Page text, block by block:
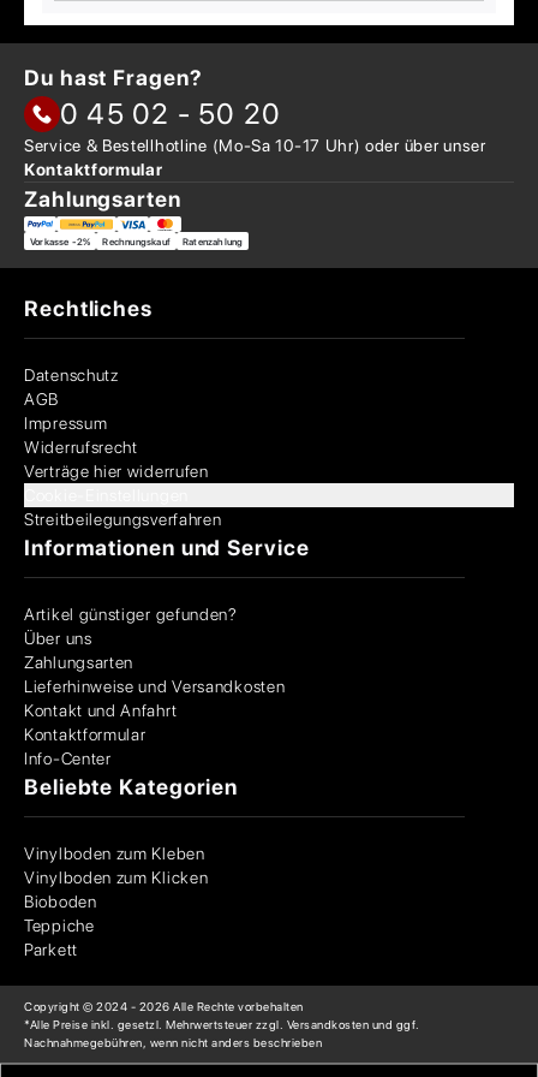
Du hast Fragen?
0 45 02 - 50 20
Service & Bestellhotline (Mo-Sa 10-17 Uhr) oder überunser
Kontaktformular
Zahlungsarten
Vorkasse -2% Rechnungskauf Ratenzahlung
Rechtliches
Datenschutz
AGB
Impressum
Widerrufsrecht
Verträge hier widerrufen
Streitbeilegungsverfahren
Informationen und Service
Artikel günstiger gefunden?
Über uns
Zahlungsarten
Lieferhinweise und Versandkosten
Kontakt und Anfahrt
Kontaktformular
Info-Center
Beliebte Kategorien
Vinylboden zum Kleben
Vinylboden zum Klicken
Bioboden
Teppiche
Parkett
Copyright © 2024 - 2026 Alle Rechte vorbehalten
*Alle Preise inkl. gesetzl. Mehrwertsteuer zzgl. Versandkosten und ggf.
Nachnahmegebühren, wenn nicht anders beschrieben